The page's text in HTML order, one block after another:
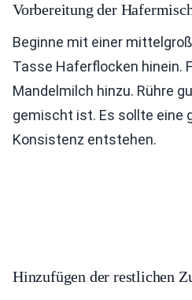
Vorbereitung der
Beginne mit einer
Tasse Haferflocken hinein.
Mandelmilch hinzu. Rühre
gemischt ist. Es sollte eine
Konsistenz entstehen.
Hinzufügen der restlichen